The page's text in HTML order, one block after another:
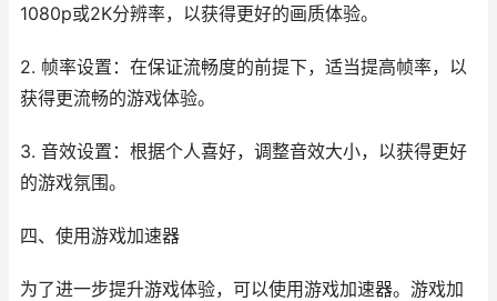
1080p或2K分辨率，以获得更好的画质体验。
2. 帧率设置：在保证流畅度的前提下，适当提高帧率，以
获得更流畅的游戏体验。
3. 音效设置：根据个人喜好，调整音效大小，以获得更好
的游戏氛围。
四、使用游戏加速器
为了进一步提升游戏体验，可以使用游戏加速器。游戏加